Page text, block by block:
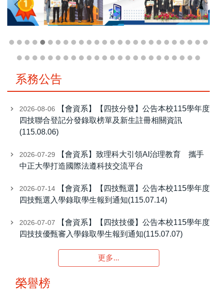
系務公告
2026-08-06
【會資系】【四技分發】公告本校115學年度
四技聯合登記分發錄取榜單及新生註冊相關資訊
(115.08.06)
2026-07-29
【會資系】致理科大引領AI治理教育 攜手
中正大學打造國際法遵科技交流平台
2026-07-14
【會資系】【四技甄選】公告本校115學年度
四技甄選入學錄取學生報到通知(115.07.14)
2026-07-07
【會資系】【四技技優】公告本校115學年度
四技技優甄審入學錄取學生報到通知(115.07.07)
更多...
榮譽榜